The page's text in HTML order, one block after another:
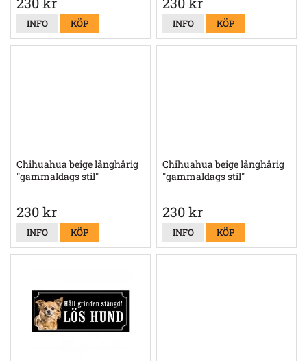
INFO KÖP INFO KÖP
Chihuahua beige långhårig
"gammaldags stil"
230 kr
INFO KÖP
Chihuahua beige långhårig
"gammaldags stil"
230 kr
INFO KÖP